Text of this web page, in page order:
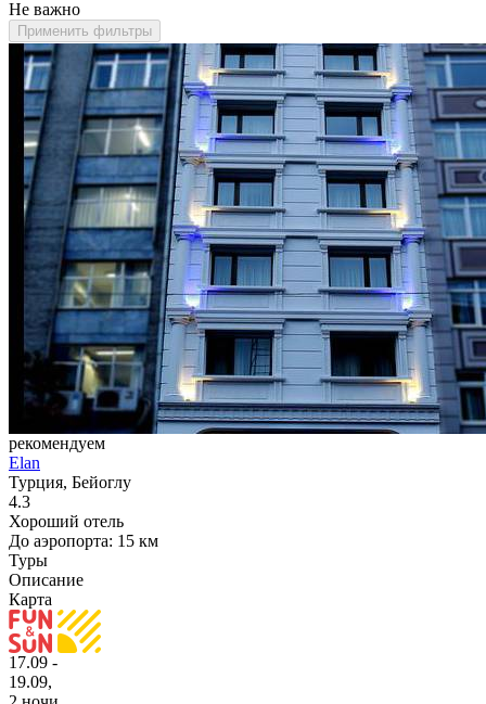
Не важно
Применить фильтры
рекомендуем
Elan
Турция, Бейоглу
4.3
Хороший отель
До аэропорта: 15 км
Туры
Описание
Карта
17.09 -
19.09,